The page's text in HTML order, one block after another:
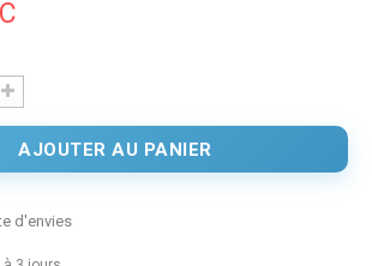
AJOUTER AU PANIER
d'envies